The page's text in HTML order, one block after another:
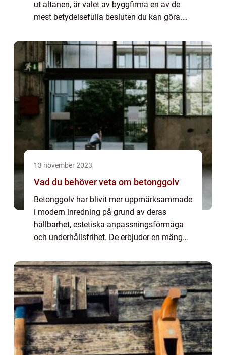
ut altanen, är valet av byggfirma en av de
mest betydelsefulla besluten du kan göra.
13 november 2023
Vad du behöver veta om betonggolv
Betonggolv har blivit mer uppmärksammade
i modern inredning på grund av deras
hållbarhet, estetiska anpassningsförmåga
och underhållsfrihet. De erbjuder en mängd
fördomar och missuppfattningar. Denna
artikel ...